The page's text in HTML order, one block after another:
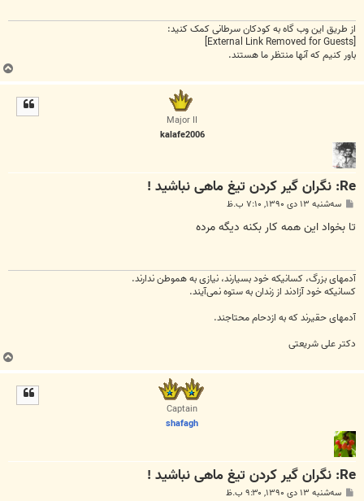
از طریق این وب گاه به کودکان سرطانی کمک کنید:
[External Link Removed for Guests]
باور کنیم که آنها منتظر ما هستند.
Major II
kalafe2006
Re: نگران گیر کردن تیغ ماهی نباشید !
ت
سه‌شنبه ۱۳ دی ۱۳۹۰, ۷:۱۰ ب.ظ
تا بخواد این همه کار بکنه دیگه مرده
آدمهای بزرگ، کسانیکه خود بسیارند، نیازی به هموطن ندارند.
کسانیکه خود آزادند از زندان به ستوه نمی‌آیند.
آدمهای حقیرند که به ازدحام محتاجند.
دکتر علی شریعتی
Captain
shafagh
Re: نگران گیر کردن تیغ ماهی نباشید !
سه‌شنبه ۱۳ دی ۱۳۹۰, ۹:۳۰ ب.ظ